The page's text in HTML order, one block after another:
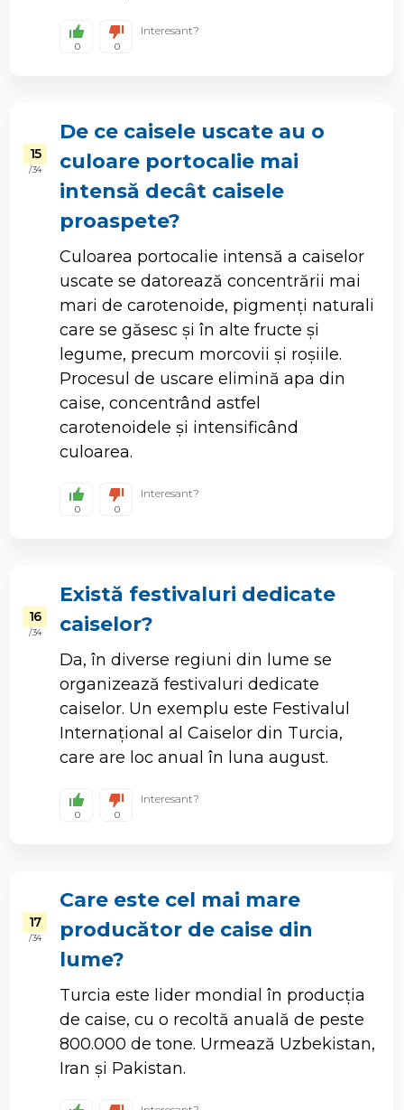
0 0
Interesant?
15
/ 34
De ce caisele uscate au o
culoare portocalie mai
intensă decât caisele
proaspete?
Culoarea portocalie intensă a caiselor
uscate se datorează concentrării mai
mari de carotenoide, pigmenți naturali
care se găsesc și în alte fructe și
legume, precum morcovii și roșiile.
Procesul de uscare elimină apa din
caise, concentrând astfel
carotenoidele și intensificând
culoarea.
0 0
Interesant?
16
/ 34
Există festivaluri dedicate
caiselor?
Da, în diverse regiuni din lume se
organizează festivaluri dedicate
caiselor. Un exemplu este Festivalul
Internațional al Caiselor din Turcia,
care are loc anual în luna august.
0 0
Interesant?
17
/ 34
Care este cel mai mare
producător de caise din
lume?
Turcia este lider mondial în producția
de caise, cu o recoltă anuală de peste
800.000 de tone. Urmează Uzbekistan,
Iran și Pakistan.